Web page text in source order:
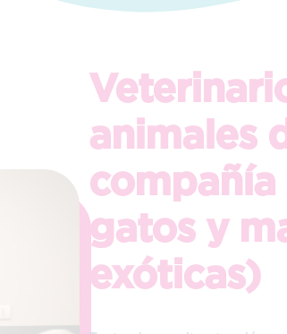
animales
gatos y
exóticas)